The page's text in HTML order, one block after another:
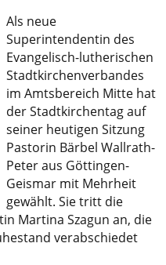
Als neue
Superintendentin des
Evangelisch-lutherischen
Stadtkirchenverbandes
im Amtsbereich Mitte hat
der Stadtkirchentag auf
seiner heutigen Sitzung
Pastorin Bärbel Wallrath-
Peter aus Göttingen-
Geismar mit Mehrheit
gewählt. Sie tritt die
Martina Szagun an, die
verabschiedet